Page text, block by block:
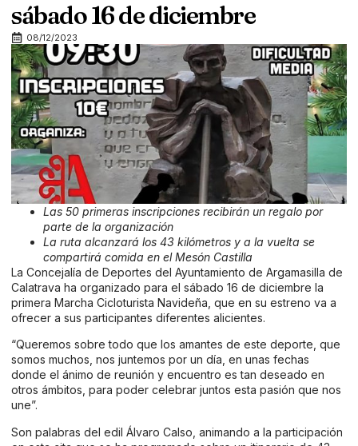
sábado 16 de diciembre
08/12/2023
Las 50 primeras inscripciones recibirán un regalo por
parte de la organización
La ruta alcanzará los 43 kilómetros y a la vuelta se
compartirá comida en el Mesón Castilla
La Concejalía de Deportes del Ayuntamiento de Argamasilla de
Calatrava ha organizado para el sábado 16 de diciembre la
primera Marcha Cicloturista Navideña, que en su estreno va a
ofrecer a sus participantes diferentes alicientes.
“Queremos sobre todo que los amantes de este deporte, que
somos muchos, nos juntemos por un día, en unas fechas
donde el ánimo de reunión y encuentro es tan deseado en
otros ámbitos, para poder celebrar juntos esta pasión que nos
une”.
Son palabras del edil Álvaro Calso, animando a la participación